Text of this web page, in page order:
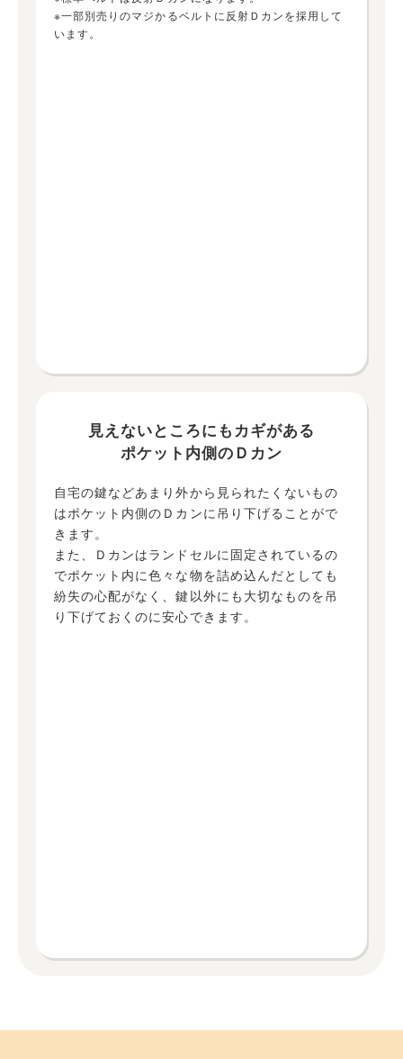
※一部別売りのマジかるベルトに反射Ｄカンを採用して
います。
見えないところにもカギがある
ポケット内側のＤカン
自宅の鍵などあまり外から見られたくないもの
はポケット内側のＤカンに吊り下げることがで
きます。
また、Ｄカンはランドセルに固定されているの
でポケット内に色々な物を詰め込んだとしても
紛失の心配がなく、鍵以外にも大切なものを吊
り下げておくのに安心できます。